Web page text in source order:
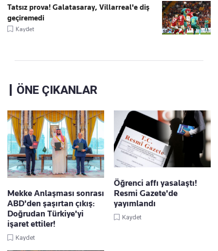
Tatsız prova! Galatasaray, Villarreal'e diş
geçiremedi
Kaydet
ÖNE ÇIKANLAR
Mekke Anlaşması sonrası
ABD'den şaşırtan çıkış:
Doğrudan Türkiye'yi
işaret ettiler!
Kaydet
Öğrenci affı yasalaştı!
Resmi Gazete'de
yayımlandı
Kaydet